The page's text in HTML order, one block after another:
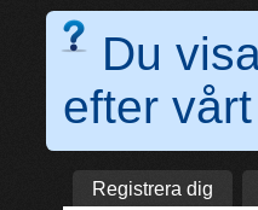
Du
efter
Registrera dig